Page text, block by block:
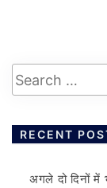
RECENT
अगले दो दिनों में